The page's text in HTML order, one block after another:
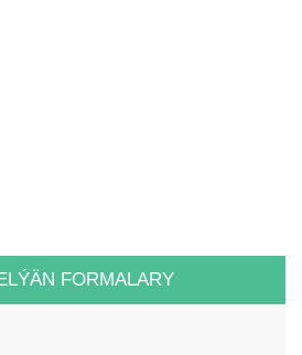
FORMALARY